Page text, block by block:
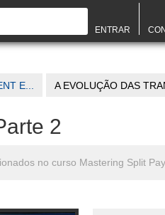
ENTRAR
E... A EVOLUÇÃO DAS
2
no curso Mastering Split